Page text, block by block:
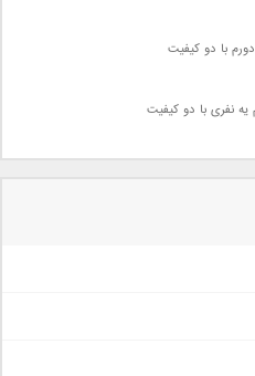
با دو کیفیت
نفری با دو کیفیت